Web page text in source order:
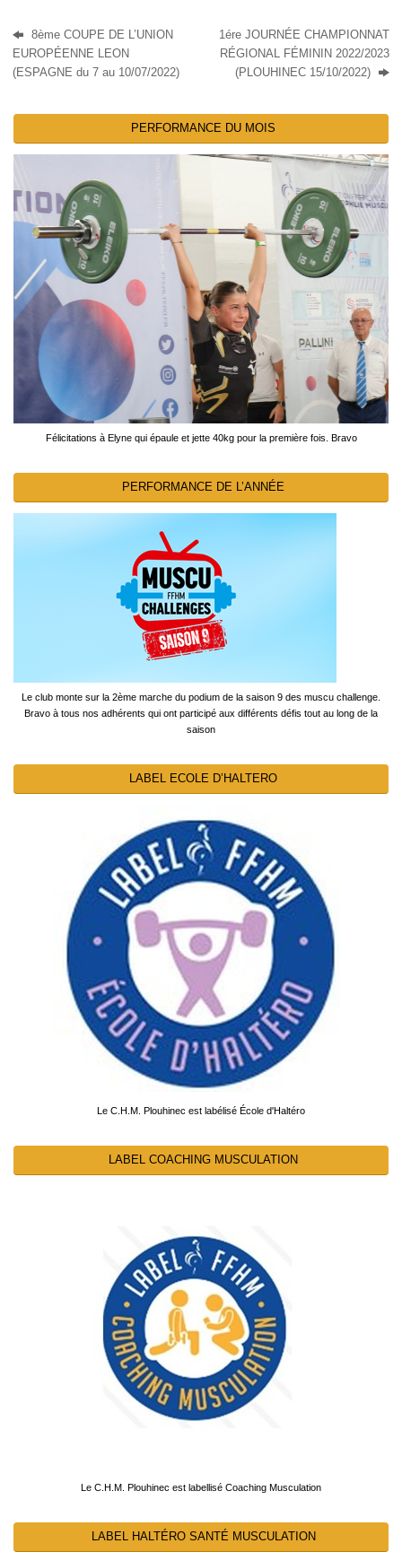
8ème COUPE DE L’UNION
EUROPÉENNE LEON
(ESPAGNE du 7 au 10/07/2022)
1ére JOURNÉE CHAMPIONNAT
RÉGIONAL FÉMININ 2022/2023
(PLOUHINEC 15/10/2022)
PERFORMANCE DU MOIS
Félicitations à Elyne qui épaule et jette 40kg pour la première fois. Bravo
PERFORMANCE DE L’ANNÉE
Le club monte sur la 2ème marche du podium de la saison 9 des muscu challenge.
Bravo à tous nos adhérents qui ont participé aux différents défis tout au long de la
saison
LABEL ECOLE D’HALTERO
Le C.H.M. Plouhinec est labélisé École d'Haltéro
LABEL COACHING MUSCULATION
Le C.H.M. Plouhinec est labellisé Coaching Musculation
LABEL HALTÉRO SANTÉ MUSCULATION